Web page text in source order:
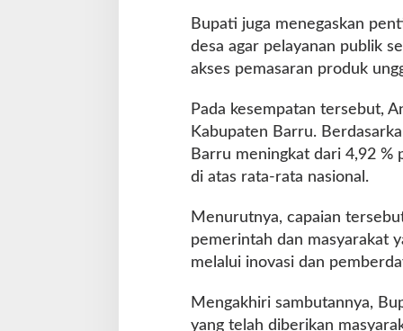
Bupati juga menegaskan
desa agar pelayanan publik
akses pemasaran produk
Pada kesempatan tersebut,
Kabupaten Barru.
Barru meningkat dari 4,92 %
di atas rata-rata nasional.
Menurutnya, capaian
pemerintah dan masyarakat
melalui inovasi dan
Mengakhiri sambutannya,
yang telah diberikan